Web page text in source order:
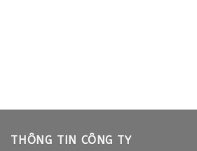
THÔNG TIN CÔNG TY